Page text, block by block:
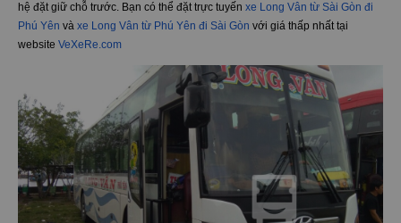
Vị trí còn trống khi đặt vé xe Long Vân sẽ tùy thuộc vào thời điểm khách
hàng liên hệ. Thường vào các ngày cuối tuần, lượng hành khách di chuyển
sẽ nhiều hơn, nên để có được vị trí tốt, bạn cần lập kế hoạch sớm và liên
hệ đặt giữ chỗ trước. Bạn có thể đặt trực tuyếnxe Long Vân từ Sài Gòn đi
xe Long Vân từ Phú Yên đi Sài Gònvới giá thấp nhất tại
website VeXeRe.com